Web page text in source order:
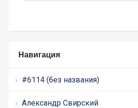
Навигация
#6114 (без названия)
Александр Свирский